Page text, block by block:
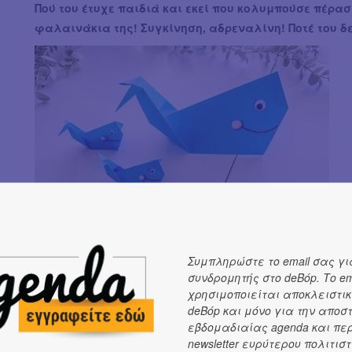
Πού του έτυχε παιδιά και εκεί που κολυμπούσε
φαλαινάκια της! Συγκίνηση, αδρεναλίνη! Ποτέ του
Εσείς έχετε δει ποτέ φάλαινα από κοντά;
Ανέβηκαν στην επιφάνεια της θάλασσας για να
Συμπληρώστε το email σας
συνδρομητής στο deBόp. Το
χρησιμοποιείται
deBόp και μόνο για την
εβδομαδιαίας agenda και
newsletter ευρύτερου